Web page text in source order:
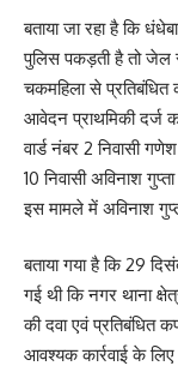
बताया जा रहा है कि
पुलिस पकड़ती है तो जेल
चकमहिला से प्रतिबंधित
आवेदन प्राथमिकी दर्ज
वार्ड नंबर 2 निवासी
10 निवासी अविनाश
इस मामले में अविनाश
बताया गया है कि 29
गई थी कि नगर थाना
की दवा एवं प्रतिबंधित
आवश्यक कार्रवाई के